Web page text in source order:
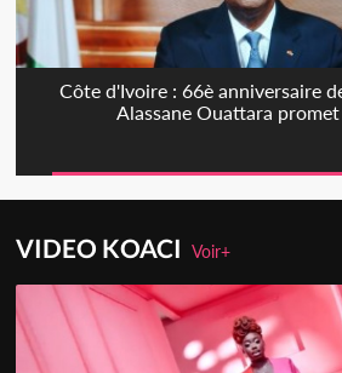
Côte d'Ivoire : 66è anniversaire
Alassane Ouattara promet
VIDEO KOACIVoir+